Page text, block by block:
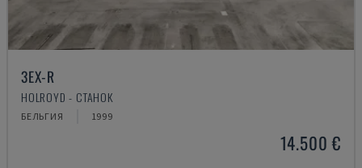
3EX-R
HOLROYD - СТАНОК
БЕЛЬГИЯ 1999
14.500 €